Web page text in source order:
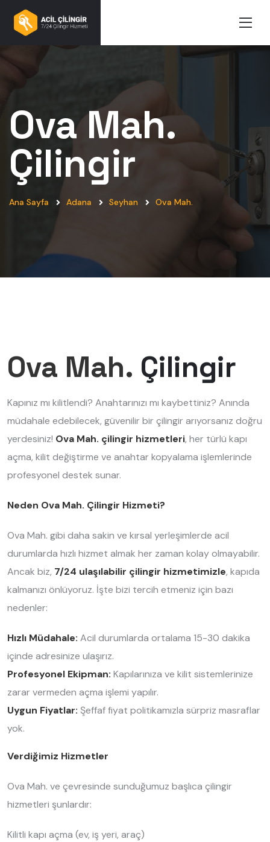
Ova Mah.
Çilingir
Ana Sayfa Adana Seyhan Ova Mah.
Ova Mah. Çilingir
Kapınız mı kilitlendi? Anahtarınızı mı kaybettiniz? Anında
müdahale edebilecek, güvenilir bir çilingir arıyorsanız doğru
yerdesiniz! Ova Mah. çilingir hizmetleri, her türlü kapı
açma, kilit değiştirme ve anahtar kopyalama işlemlerinde
profesyonel destek sunar.
Neden Ova Mah. Çilingir Hizmeti?
Ova Mah. gibi daha sakin ve kırsal yerleşimlerde acil
durumlarda hızlı hizmet almak her zaman kolay olmayabilir.
Ancak biz, 7/24 ulaşılabilir çilingir hizmetimizle, kapıda
kalmanızı önlüyoruz. İşte bizi tercih etmeniz için bazı
nedenler:
Hızlı Müdahale: Acil durumlarda ortalama 15-30 dakika
içinde adresinize ulaşırız.
Profesyonel Ekipman: Kapılarınıza ve kilit sistemlerinize
zarar vermeden açma işlemi yapılır.
Uygun Fiyatlar: Şeffaf fiyat politikamızla sürpriz masraflar
yok.
Verdiğimiz Hizmetler
Ova Mah. ve çevresinde sunduğumuz başlıca çilingir
hizmetleri şunlardır:
Kilitli kapı açma (ev, iş yeri, araç)